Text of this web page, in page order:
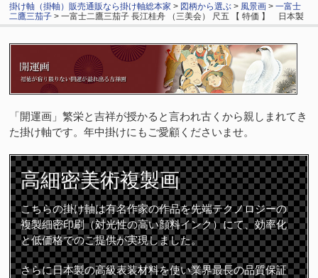
掛け軸（掛軸）販売通販なら掛け軸総本家 > 図柄から選ぶ > 風景画 >一富士
二鷹三茄子 > 一富士二鷹三茄子 長江桂舟 （三美会） 尺五 【 特価 】 日本製
「開運画」繁栄と吉祥が授かると言われ古くから親しまれてき
た掛け軸です。年中掛けにもご愛顧くださいませ。
高細密美術複製画
こちらの掛け軸は有名作家の作品を先端テクノロジーの
複製細密印刷（対光性の高い顔料インク）にて、効率化
と低価格でのご提供が実現しました。
さらに日本製の高級表装材料を使い業界最長の品質保証